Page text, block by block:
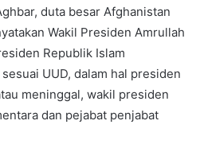
duta besar Afghanistan
Wakil Presiden Amrullah
Republik Islam
UUD, dalam hal presiden
meninggal, wakil presiden
dan pejabat penjabat